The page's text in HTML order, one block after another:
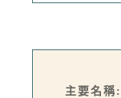
主要名稱: